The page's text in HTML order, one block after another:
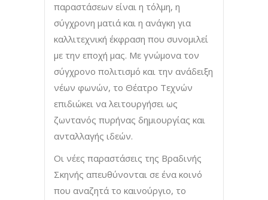
παραστάσεων είναι η τόλμη, η
σύγχρονη ματιά και η ανάγκη για
καλλιτεχνική έκφραση που συνομιλεί
με την εποχή μας. Με γνώμονα τον
σύγχρονο πολιτισμό και την ανάδειξη
νέων φωνών, το Θέατρο Τεχνών
επιδιώκει να λειτουργήσει ως
ζωντανός πυρήνας δημιουργίας και
ανταλλαγής ιδεών.
Οι νέες παραστάσεις της Βραδινής
Σκηνής απευθύνονται σε ένα κοινό
που αναζητά το καινούργιο, το